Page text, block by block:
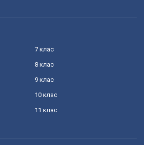
7 клас
8 клас
9 клас
10 клас
11 клас